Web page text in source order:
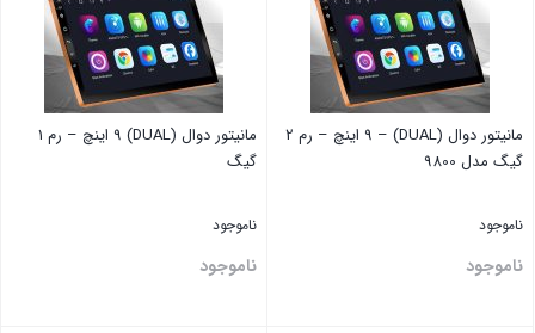
مانیتور دوال (DUAL) – 9 اینچ – رم 2
گیگ مدل 9800
ناموجود
ناموجود
مانیتور دوال (DUAL) 9 اینچ – رم 1
گیگ
ناموجود
ناموجود